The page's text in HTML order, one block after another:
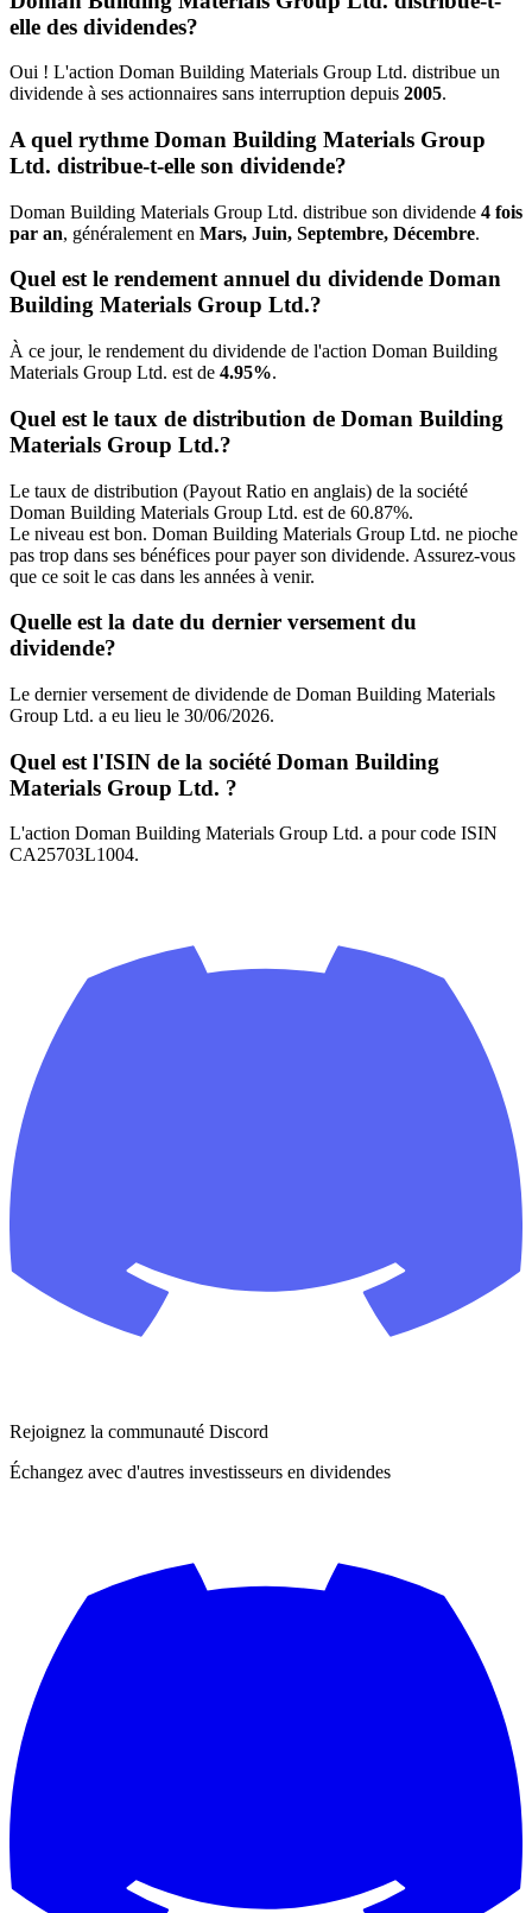
elle des dividendes?
Oui ! L'action Doman Building Materials Group Ltd. distribue un
dividende à ses actionnaires sans interruption depuis 2005.
A quel rythme Doman Building Materials Group
Ltd. distribue-t-elle son dividende?
Doman Building Materials Group Ltd. distribue son dividende 4 fois
par an, généralement en Mars, Juin, Septembre, Décembre.
Quel est le rendement annuel du dividende Doman
Building Materials Group Ltd.?
À ce jour, le rendement du dividende de l'action Doman Building
Materials Group Ltd. est de 4.95%.
Quel est le taux de distribution de Doman Building
Materials Group Ltd.?
Le taux de distribution (Payout Ratio en anglais) de la société
Doman Building Materials Group Ltd. est de 60.87%.
Le niveau est bon. Doman Building Materials Group Ltd. ne pioche
pas trop dans ses bénéfices pour payer son dividende. Assurez-vous
que ce soit le cas dans les années à venir.
Quelle est la date du dernier versement du
dividende?
Le dernier versement de dividende de Doman Building Materials
Group Ltd. a eu lieu le 30/06/2026.
Quel est l'ISIN de la société Doman Building
Materials Group Ltd. ?
L'action Doman Building Materials Group Ltd. a pour code ISIN
CA25703L1004.
Rejoignez la communauté Discord
Échangez avec d'autres investisseurs en dividendes